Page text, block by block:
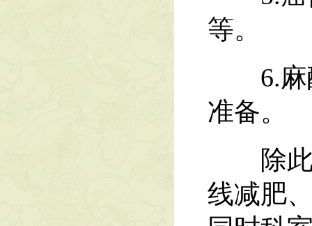
等。
6.麻醉
准备。
除此
线减肥